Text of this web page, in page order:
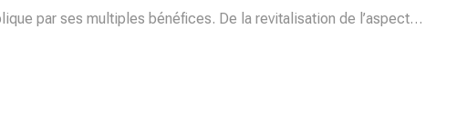
par ses multiples bénéfices. De la revitalisation de l’aspect…